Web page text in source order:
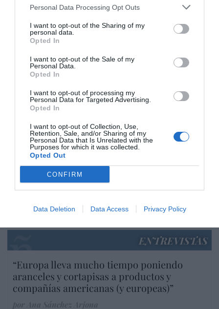
Personal Data Processing Opt Outs
I want to opt-out of the Sharing of my
personal data.
Opted In
I want to opt-out of the Sale of my
Personal Data.
Opted In
I want to opt-out of processing my
Personal Data for Targeted Advertising.
Opted In
I want to opt-out of Collection, Use,
Retention, Sale, and/or Sharing of my
Personal Data that Is Unrelated with the
Purposes for which it was collected.
Opted Out
CONFIRM
Data Deletion Data Access Privacy Policy
padres... y es fascista...el PNV opina lo
mismo... y es progresista
“Sánchez es un sinvergüenza
que ha abandonado a su país,
porque Ceuta es España.
Tenemos un Gobierno en
connivencia con Marruecos”:
acusa una ceutí
Hispanidad
El regalo de 'Mojamé'
Hispanidad
ENTREVISTAS
“Europa lleva mucho tiempo poniendo
aranceles y cortapisas a productos y
compañías americanas (y europeas)”